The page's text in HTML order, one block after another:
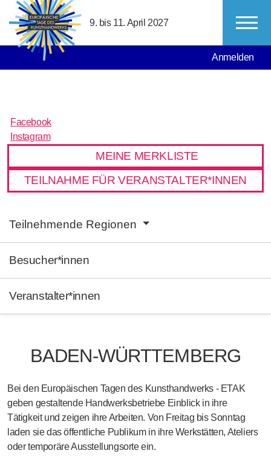
Direkt zum Inhalt
9. bis 11. April 2027
MAIN NAVIGATION USER
Anmelden
FacebookFacebook
InstagramInstagram
MEINE MERKLISTE
TEILNAHME FÜR VERANSTALTER*INNEN
Teilnehmende Regionen
Besucher*innen
Veranstalter*innen
BADEN-WÜRTTEMBERG
Bei den Europäischen Tagen des Kunsthandwerks - ETAK
geben gestaltende Handwerksbetriebe Einblick in ihre
Tätigkeit und zeigen ihre Arbeiten. Von Freitag bis Sonntag
laden sie das öffentliche Publikum in ihre Werkstätten, Ateliers
oder temporäre Ausstellungsorte ein.